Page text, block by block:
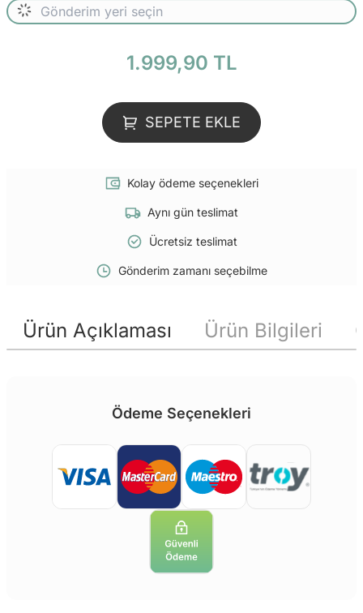
1.999,90 TL
SEPETE EKLE
Kolay ödeme seçenekleri
Aynı gün teslimat
Ücretsiz teslimat
Gönderim zamanı seçebilme
Ürün Açıklaması Ürün Bilgileri
Ödeme Seçenekleri